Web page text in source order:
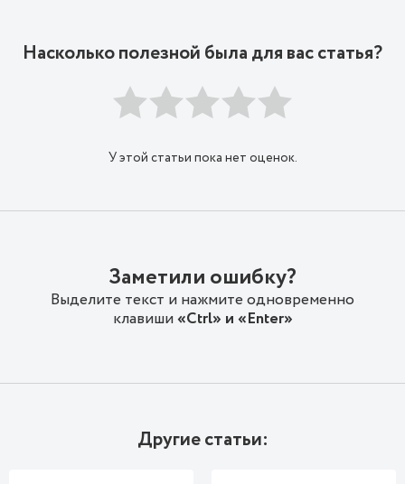
Насколько полезной была для вас статья?
У этой статьи пока нет оценок.
Заметили ошибку?
Выделите текст и нажмите одновременно
клавиши«Ctrl» и «Enter»
Другие статьи: